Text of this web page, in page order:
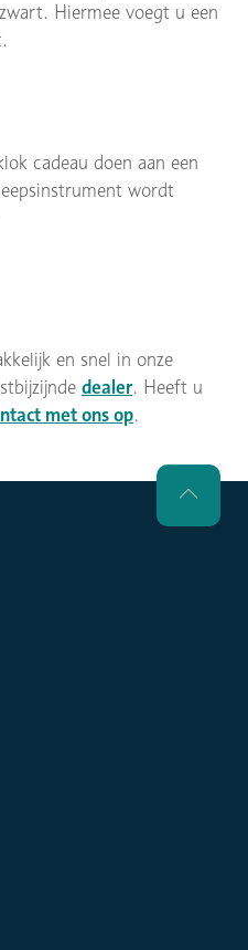
Hiermee voegt u een
cadeau doen aan een
wordt
en snel in onze
dealer. Heeft u
met ons op.